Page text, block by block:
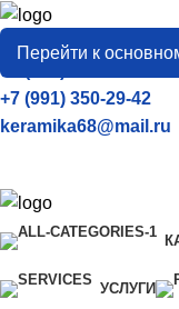
Перейти к
город
Тамбов
+7 (906) 657-33-54
+7 (991) 350-29-42
keramika68@mail.ru
УСЛУГИ